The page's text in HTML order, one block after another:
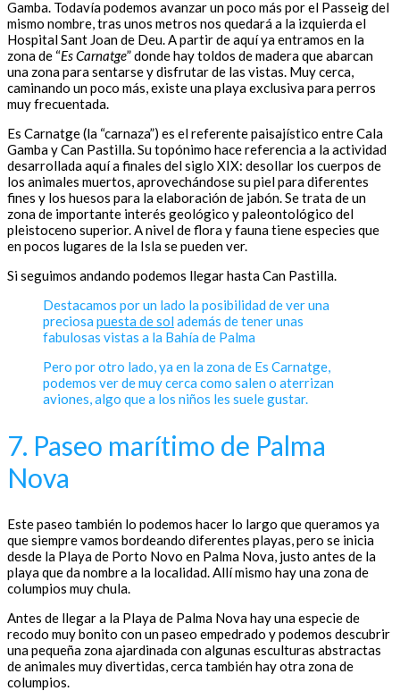
Gamba. Todavía podemos avanzar un poco más por el Passeig del
mismo nombre, tras unos metros nos quedará a la izquierda el
Hospital Sant Joan de Deu. A partir de aquí ya entramos en la
zona de “Es Carnatge” donde hay toldos de madera que abarcan
una zona para sentarse y disfrutar de las vistas. Muy cerca,
caminando un poco más, existe una playa exclusiva para perros
muy frecuentada.
Es Carnatge (la “carnaza”) es el referente paisajístico entre Cala
Gamba y Can Pastilla. Su topónimo hace referencia a la actividad
desarrollada aquí a finales del siglo XIX: desollar los cuerpos de
los animales muertos, aprovechándose su piel para diferentes
fines y los huesos para la elaboración de jabón. Se trata de un
zona de importante interés geológico y paleontológico del
pleistoceno superior. A nivel de flora y fauna tiene especies que
en pocos lugares de la Isla se pueden ver.
Si seguimos andando podemos llegar hasta Can Pastilla.
Destacamos por un lado la posibilidad de ver una
preciosa puesta de sol además de tener unas
fabulosas vistas a la Bahía de Palma
Pero por otro lado, ya en la zona de Es Carnatge,
podemos ver de muy cerca como salen o aterrizan
aviones, algo que a los niños les suele gustar.
7. Paseo marítimo de Palma
Nova
Este paseo también lo podemos hacer lo largo que queramos ya
que siempre vamos bordeando diferentes playas, pero se inicia
desde la Playa de Porto Novo en Palma Nova, justo antes de la
playa que da nombre a la localidad. Allí mismo hay una zona de
columpios muy chula.
Antes de llegar a la Playa de Palma Nova hay una especie de
recodo muy bonito con un paseo empedrado y podemos descubrir
una pequeña zona ajardinada con algunas esculturas abstractas
de animales muy divertidas, cerca también hay otra zona de
columpios.